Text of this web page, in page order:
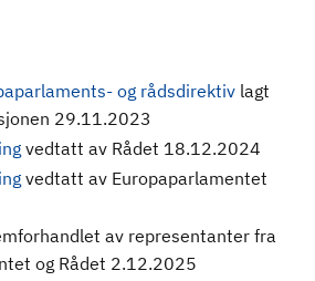
og rådsdirektiv lagt
29.11.2023
vedtatt av Rådet 18.12.2024
vedtatt av Europaparlamentet
av representanter fra
og Rådet 2.12.2025